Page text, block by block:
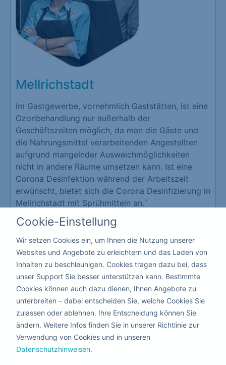
Mellrichstadt
Im Gastgewerbe, vornehmlich Gaststätten, ist eine
Ozonbehandlung nur außerhalb der
Geschäftszeiten möglich, da man die Gäste und
die Nahrungsmittel verarbeitenden Angestellten
aufgrund mangelnder Ausweichmöglichkeiten
nicht in andere Räume umsetzen kann. Ist eine
Corona Desinfektion während der Arbeitszeit
erwünscht, bietet sich die Corona Desinfizierung in
Mellrichstadt mit Sprühmitteln an.´
Vorteile der Desinfektion in der Gastronomie
Schutz Ihrer Mitarbeiter und Kunden
Erzeugt eine hohe Vertrauensbasis
Schützt vor der Schließung Ihrer
Gastronomie
Da hier keiner die Räumlichkeiten verlassen muss,
kann die Corona Desinfizierung mit giftfreien
flüssigen Produkten nebenbei durchgeführt
werden.
Cookie-Einstellung
Wir setzen Cookies ein, um Ihnen die Nutzung unserer
Websites und Angebote zu erleichtern und das Laden von
Inhalten zu beschleunigen. Cookies tragen dazu bei, dass
unser Support Sie besser unterstützen kann. Bestimmte
Cookies können auch dazu dienen, Ihnen Angebote zu
unterbreiten – dabei entscheiden Sie, welche Cookies Sie
zulassen oder ablehnen. Ihre Entscheidung können Sie
ändern. Weitere Infos finden Sie in unserer Richtlinie zur
Verwendung von Cookies und in unseren
Datenschutzhinweisen.